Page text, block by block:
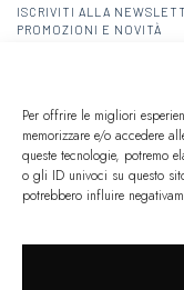
Per offrire le migliori
memorizzare e/o accedere
queste tecnologie, potremo
o gli ID univoci su questo
potrebbero influire
ISCRIVITI ALLA
PROMOZIONI E NOVITÀ
e-commerce